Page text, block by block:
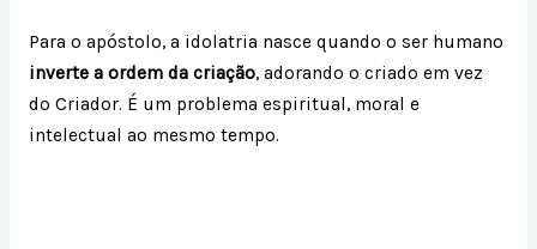
Para o apóstolo, a idolatria nasce quando o ser humano
inverte a ordem da criação, adorando o criado em vez
do Criador. É um problema espiritual, moral e
intelectual ao mesmo tempo.